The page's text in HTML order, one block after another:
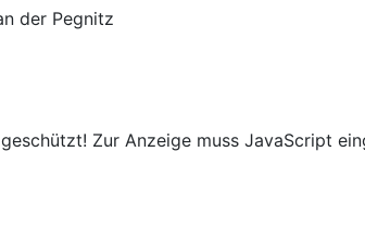
der Pegnitz
Zur Anzeige muss JavaScript